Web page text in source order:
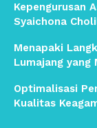
Kepengurusan
Syaichona
Menapaki
Lumajang yang
Optimalisasi
Kualitas